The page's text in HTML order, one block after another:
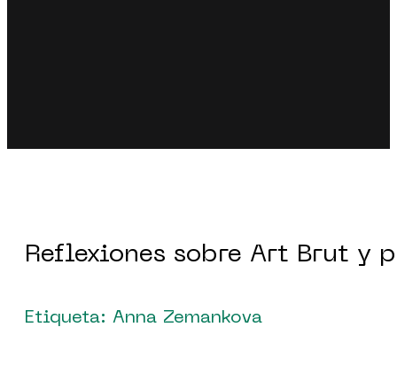
Reflexiones sobre Art Brut y
Etiqueta: Anna Zemankova